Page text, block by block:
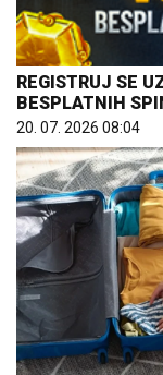
REGISTRUJ SE
BESPLATNIH
20. 07. 2026 08:04